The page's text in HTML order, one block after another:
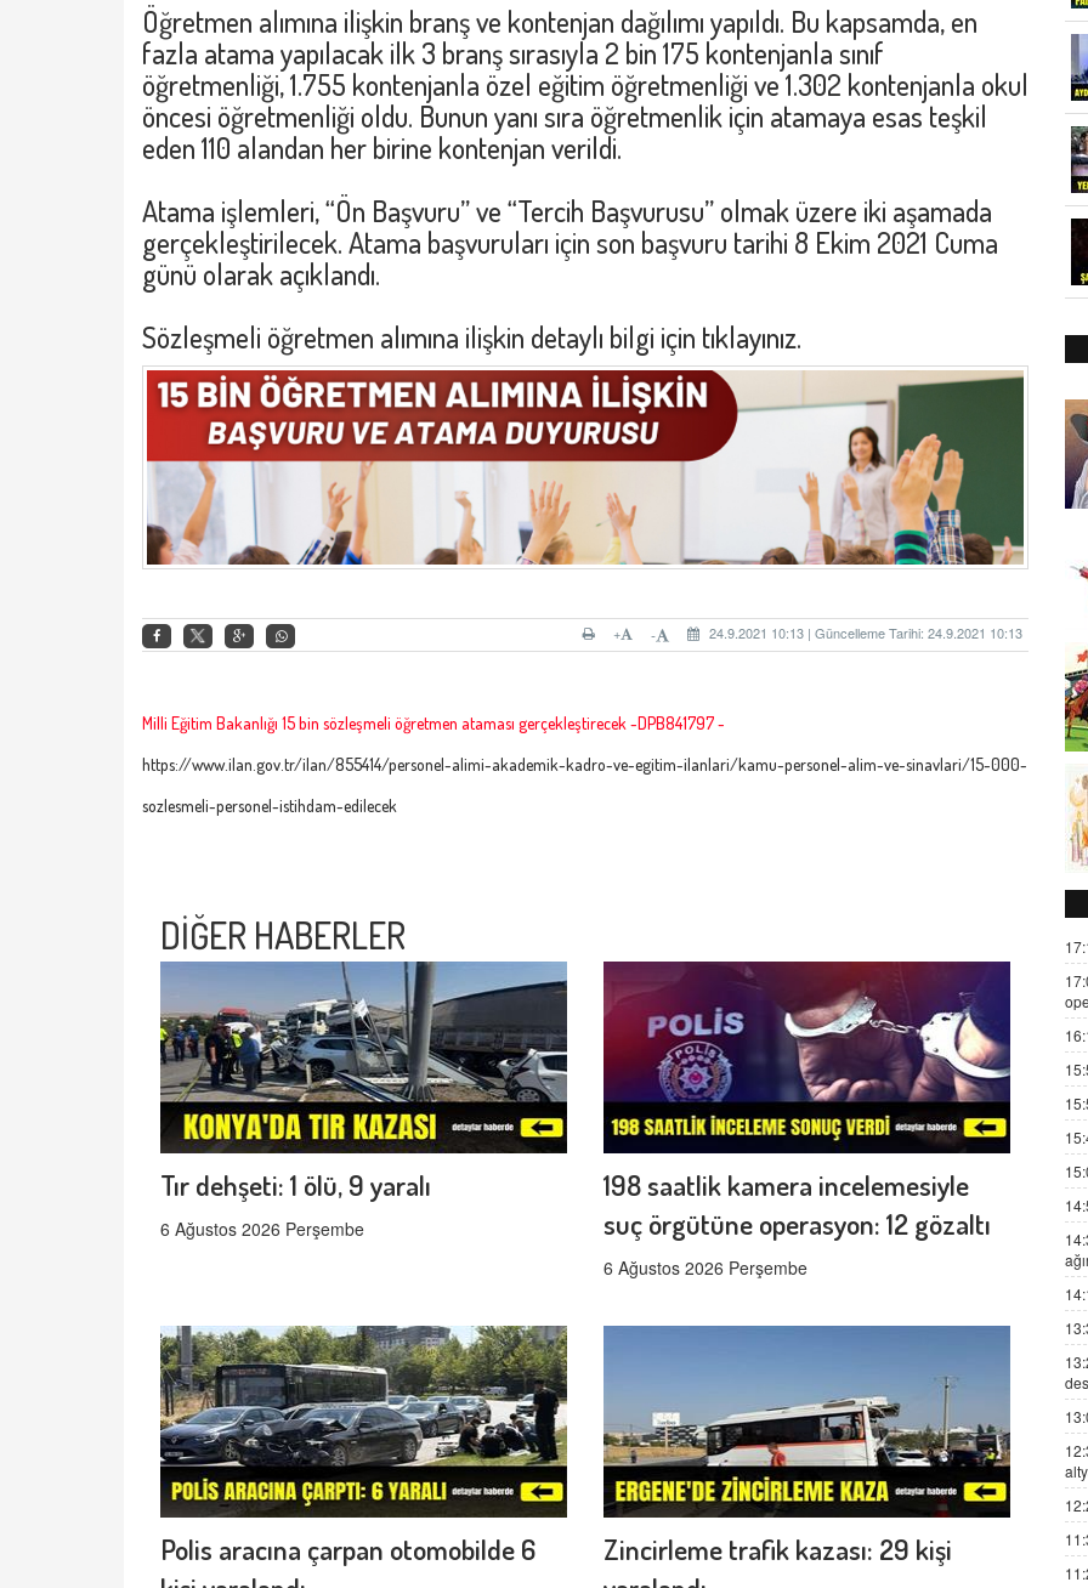
Öğretmen alımına ilişkin branş ve kontenjan dağılımı yapıldı. Bu kapsamda, en
fazla atama yapılacak ilk 3 branş sırasıyla 2 bin 175 kontenjanla sınıf
öğretmenliği, 1.755 kontenjanla özel eğitim öğretmenliği ve 1.302 kontenjanla okul
öncesi öğretmenliği oldu. Bunun yanı sıra öğretmenlik için atamaya esas teşkil
eden 110 alandan her birine kontenjan verildi.
Atama işlemleri, “Ön Başvuru” ve “Tercih Başvurusu” olmak üzere iki aşamada
gerçekleştirilecek. Atama başvuruları için son başvuru tarihi 8 Ekim 2021 Cuma
günü olarak açıklandı.
Sözleşmeli öğretmen alımına ilişkin detaylı bilgi için tıklayınız.
24.9.2021 10:13 | Güncelleme Tarihi: 24.9.2021 10:13
-
+
​​​​​​​Milli Eğitim Bakanlığı 15 bin sözleşmeli öğretmen ataması gerçekleştirecek -DPB841797 -
https://www.ilan.gov.tr/ilan/855414/personel-alimi-akademik-kadro-ve-egitim-ilanlari/kamu-personel-alim-ve-sinavlari/15-000-
sozlesmeli-personel-istihdam-edilecek
DİĞER HABERLER
Tır dehşeti: 1 ölü, 9 yaralı
6 Ağustos 2026 Perşembe
198 saatlik kamera incelemesiyle
suç örgütüne operasyon: 12 gözaltı
6 Ağustos 2026 Perşembe
Polis aracına çarpan otomobilde 6
Zincirleme trafik kazası: 29 kişi